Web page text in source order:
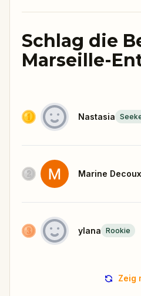
Schlag die
Marseille-
Nastasia
Marine Decoux
ylana Rookie
Zeig